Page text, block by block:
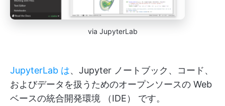
via JupyterLab
JupyterLab は、Jupyter ノートブック、コード、
およびデータを扱うためのオープンソースの Web
ベースの統合開発環境 （IDE） です。